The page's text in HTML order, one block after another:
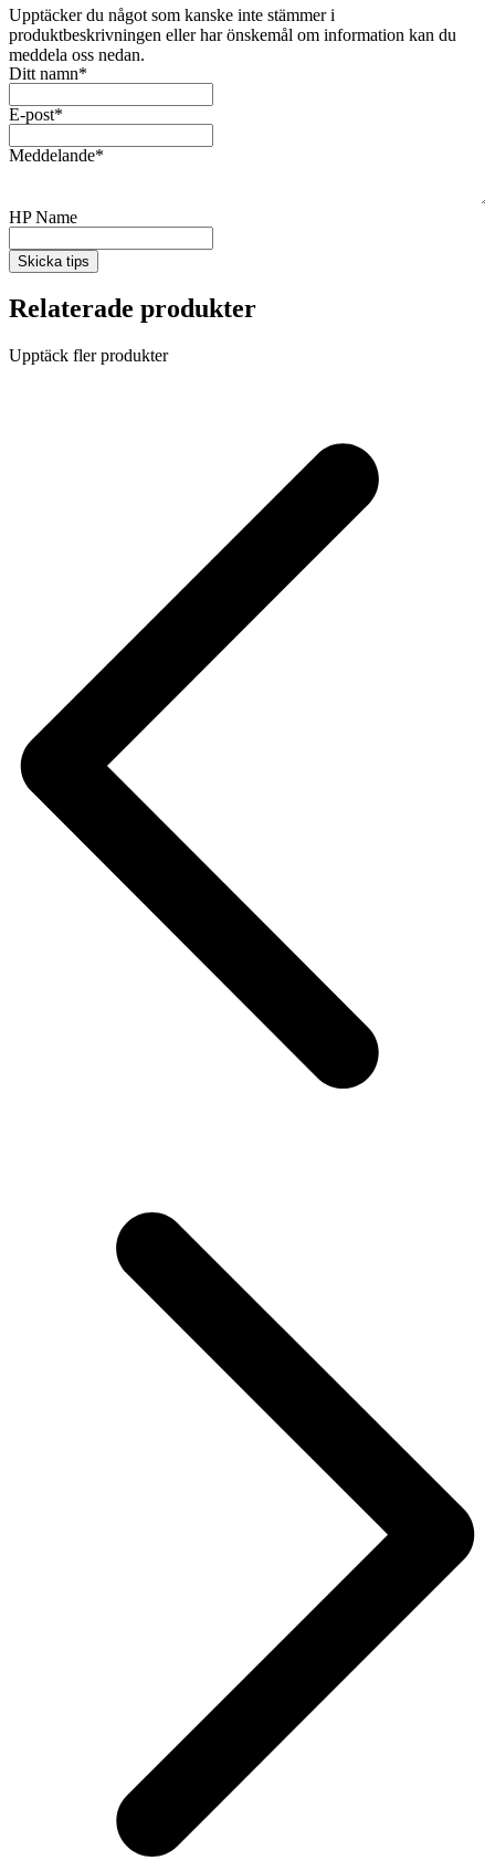
Upptäcker du något som kanske inte stämmer i
produktbeskrivningen eller har önskemål om information kan du
meddela oss nedan.
Ditt namn*
E-post*
Meddelande*
HP Name
Skicka tips
Relaterade produkter
Upptäck fler produkter